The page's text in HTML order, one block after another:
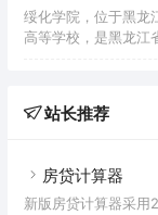
绥化学院，位于黑龙
高等学校，是黑龙江
年，国家教育部批准
站长推荐
房贷计算器
新版房贷计算器采用